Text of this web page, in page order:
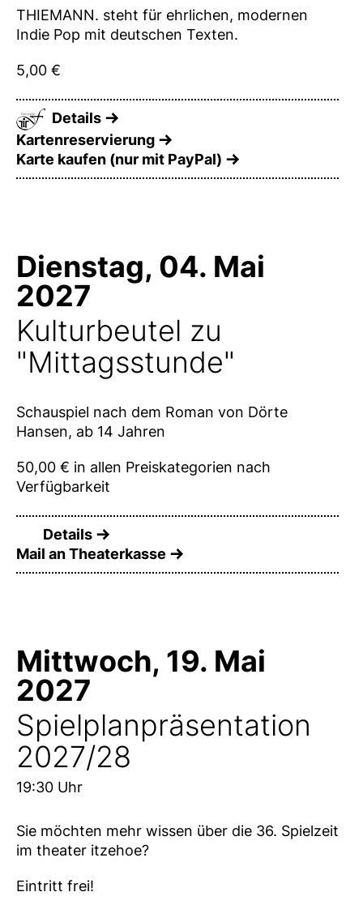
THIEMANN. steht für ehrlichen, modernen
Indie Pop mit deutschen Texten.
5,00 €
Details
Kartenreservierung
Karte kaufen (nur mit PayPal)
Dienstag, 04. Mai
2027
Kulturbeutel zu
"Mittagsstunde"
Schauspiel nach dem Roman von Dörte
Hansen, ab 14 Jahren
50,00 € in allen Preiskategorien nach
Verfügbarkeit
Details
Mail an Theaterkasse
Mittwoch, 19. Mai
2027
Spielplanpräsentation
2027/28
19:30 Uhr
Sie möchten mehr wissen über die 36. Spielzeit
im theater itzehoe?
Eintritt frei!